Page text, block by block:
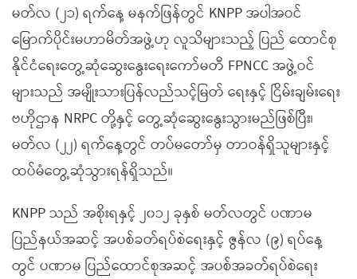
မတ်လ (၂၁) ရက်နေ့ မနက်ဖြန်တွင် KNPP အပါအဝင်
မြောက်ပိုင်းမဟာမိတ်အဖွဲ့ဟု လူသိများသည့် ပြည် ထောင်စု
နိုင်ငံရေးတွေ့ဆုံဆွေးနွေးရေးကော်မတီ FPNCC အဖွဲ့ဝင်
များသည် အမျိုးသားပြန်လည်သင့်မြတ် ရေးနှင့် ငြိမ်းချမ်းရေး
ဗဟိုဌာန NRPC တို့နှင့် တွေ့ဆုံဆွေးနွေးသွားမည်ဖြစ်ပြီး၊
မတ်လ (၂၂) ရက်နေ့တွင် တပ်မတော်မှ တာဝန်ရှိသူများနှင့်
ထပ်မံတွေ့ဆုံသွားရန်ရှိသည်။
KNPP သည် အစိုးရနှင့် ၂၀၁၂ ခုနှစ် မတ်လတွင် ပဏာမ
ပြည်နယ်အဆင့် အပစ်ခတ်ရပ်စဲရေးနှင့် ဇွန်လ (၉) ရပ်နေ့
တွင် ပဏာမ ပြည်ထောင်စုအဆင့် အပစ်အခတ်ရပ်စဲရေး